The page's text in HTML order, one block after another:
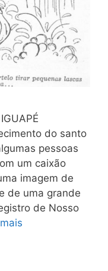
do santo
pessoas
um caixão
imagem de
de uma grande
de Nosso